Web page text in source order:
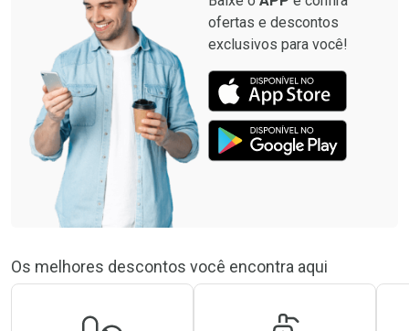
ofertas e descontos
exclusivos para você!
Os melhores descontos você encontra aqui